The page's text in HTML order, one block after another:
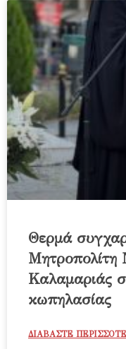
Θερμά
Μητροπολίτη
Καλαμαριάς
κωπηλασίας
ΔΙΑΒΑΣΤΕ